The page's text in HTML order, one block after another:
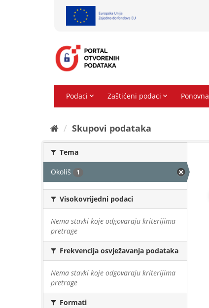
Skupovi podаtаkа
Tema
Okoliš 1
Visokovrijedni podaci
Nema stavki koje odgovaraju kriterijima
pretrage
Frekvencija osvježavanja podataka
Nema stavki koje odgovaraju kriterijima
pretrage
Formati